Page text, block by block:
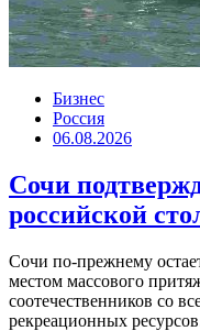
Бизнес
Россия
06.08.2026
Сочи
российской
Сочи по-прежнему
местом массового
соотечественников со
рекреационных